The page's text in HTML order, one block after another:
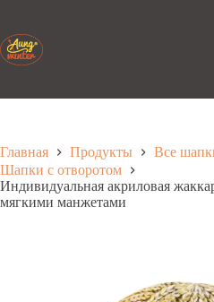
содержанию
Главная Продукты
Все
Шапки с отворотом
Индивидуальная акриловая
мягкими манжетами